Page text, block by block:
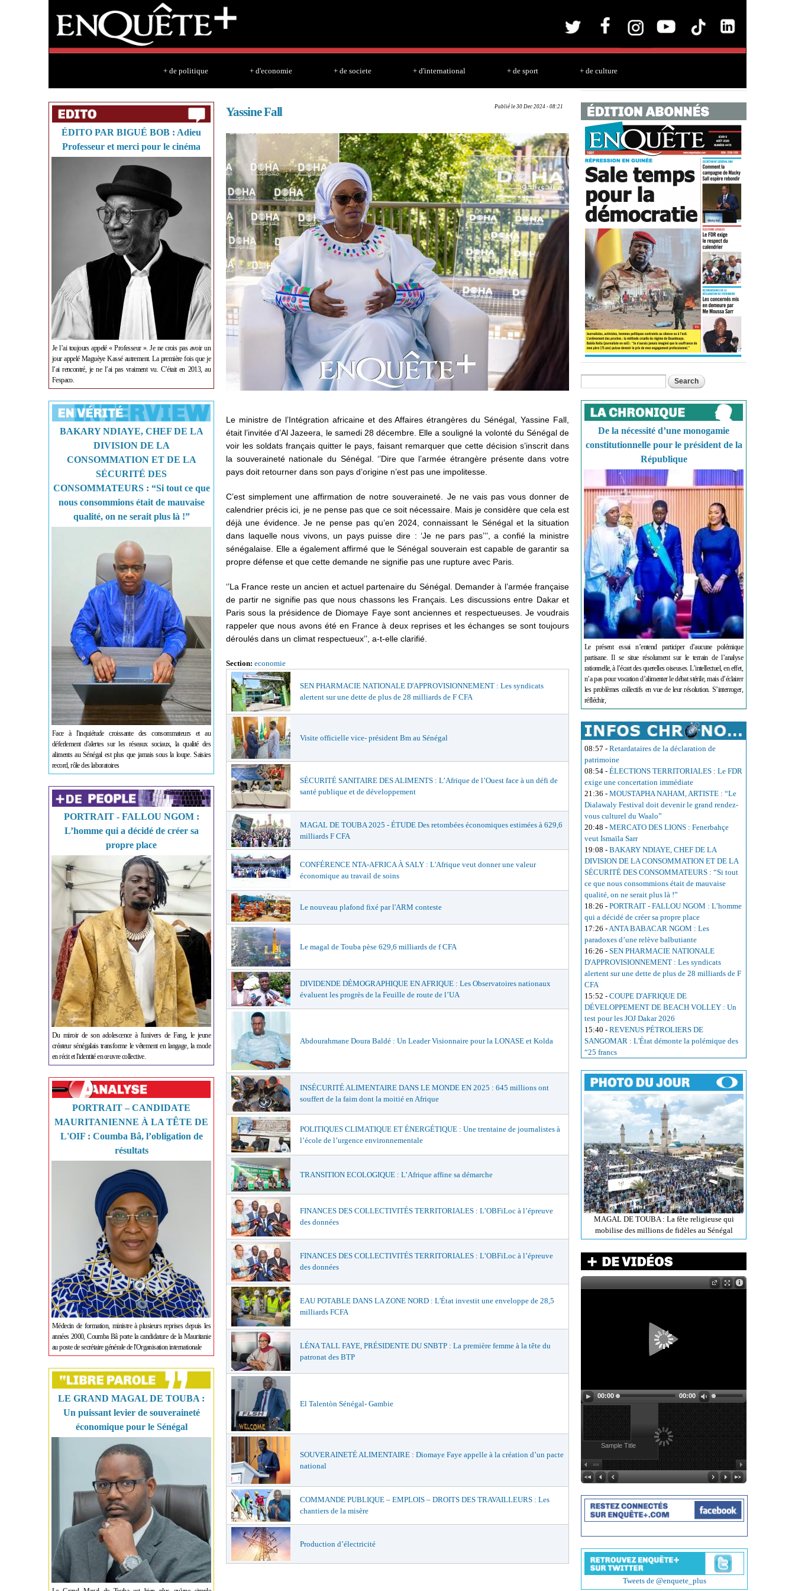
+ de politique + d'economie + de societe + d'international + de sport + de culture
ÉDITO PAR BIGUÉ BOB : Adieu
Professeur et merci pour le cinéma
Je l’ai toujours appelé « Professeur ». Je ne crois pas avoir un
jour appelé Maguèye Kassé autrement. La première fois que je
l’ai rencontré, je ne l’ai pas vraiment vu. C’était en 2013, au
Fespaco.
BAKARY NDIAYE, CHEF DE LA
DIVISION DE LA
CONSOMMATION ET DE LA
SÉCURITÉ DES
CONSOMMATEURS : “Si tout ce que
nous consommions était de mauvaise
qualité, on ne serait plus là !”
Face à l'inquiétude croissante des consommateurs et au
déferlement d'alertes sur les réseaux sociaux, la qualité des
aliments au Sénégal est plus que jamais sous la loupe. Saisies
record, rôle des laboratoires
PORTRAIT - FALLOU NGOM :
L’homme qui a décidé de créer sa
propre place
Du miroir de son adolescence à l'univers de Fang, le jeune
créateur sénégalais transforme le vêtement en langage, la mode
en récit et l'identité en œuvre collective.
PORTRAIT – CANDIDATE
MAURITANIENNE À LA TÊTE DE
L'OIF : Coumba Bâ, l’obligation de
résultats
Médecin de formation, ministre à plusieurs reprises depuis les
années 2000, Coumba Bâ porte la candidature de la Mauritanie
au poste de secrétaire générale de l'Organisation internationale
LE GRAND MAGAL DE TOUBA :
Un puissant levier de souveraineté
économique pour le Sénégal
Publié le 30 Dec 2024 - 08:21
Yassine Fall
Le ministre de l’Intégration africaine et des Affaires étrangères du Sénégal, Yassine Fall,
était l’invitée d’Al Jazeera, le samedi 28 décembre. Elle a souligné la volonté du Sénégal de
voir les soldats français quitter le pays, faisant remarquer que cette décision s’inscrit dans
la souveraineté nationale du Sénégal. ‘’Dire que l’armée étrangère présente dans votre
pays doit retourner dans son pays d’origine n’est pas une impolitesse.
C’est simplement une affirmation de notre souveraineté. Je ne vais pas vous donner de
calendrier précis ici, je ne pense pas que ce soit nécessaire. Mais je considère que cela est
déjà une évidence. Je ne pense pas qu’en 2024, connaissant le Sénégal et la situation
dans laquelle nous vivons, un pays puisse dire : ‘Je ne pars pas’’’, a confié la ministre
sénégalaise. Elle a également affirmé que le Sénégal souverain est capable de garantir sa
propre défense et que cette demande ne signifie pas une rupture avec Paris.
‘’La France reste un ancien et actuel partenaire du Sénégal. Demander à l’armée française
de partir ne signifie pas que nous chassons les Français. Les discussions entre Dakar et
Paris sous la présidence de Diomaye Faye sont anciennes et respectueuses. Je voudrais
rappeler que nous avons été en France à deux reprises et les échanges se sont toujours
déroulés dans un climat respectueux’’, a-t-elle clarifié.
Section: economie
SEN PHARMACIE NATIONALE D'APPROVISIONNEMENT : Les syndicats
alertent sur une dette de plus de 28 milliards de F CFA
Visite officielle vice- président Bm au Sénégal
SÉCURITÉ SANITAIRE DES ALIMENTS : L’Afrique de l’Ouest face à un défi de
santé publique et de développement
MAGAL DE TOUBA 2025 - ÉTUDE Des retombées économiques estimées à 629,6
milliards F CFA
CONFÉRENCE NTA-AFRICA À SALY : L'Afrique veut donner une valeur
économique au travail de soins
Le nouveau plafond fixé par l'ARM conteste
Le magal de Touba pèse 629,6 milliards de f CFA
DIVIDENDE DÉMOGRAPHIQUE EN AFRIQUE : Les Observatoires nationaux
évaluent les progrès de la Feuille de route de l’UA
Abdourahmane Doura Baldé : Un Leader Visionnaire pour la LONASE et Kolda
INSÉCURITÉ ALIMENTAIRE DANS LE MONDE EN 2025 : 645 millions ont
souffert de la faim dont la moitié en Afrique
POLITIQUES CLIMATIQUE ET ÉNERGÉTIQUE : Une trentaine de journalistes à
l’école de l’urgence environnementale
TRANSITION ECOLOGIQUE : L’Afrique affine sa démarche
FINANCES DES COLLECTIVITÉS TERRITORIALES : L’OBFiLoc à l’épreuve
des données
FINANCES DES COLLECTIVITÉS TERRITORIALES : L’OBFiLoc à l’épreuve
des données
EAU POTABLE DANS LA ZONE NORD : L'État investit une enveloppe de 28,5
milliards FCFA
LÉNA TALL FAYE, PRÉSIDENTE DU SNBTP : La première femme à la tête du
patronat des BTP
El Talentòn Sénégal- Gambie
SOUVERAINETÉ ALIMENTAIRE : Diomaye Faye appelle à la création d’un pacte
national
COMMANDE PUBLIQUE – EMPLOIS – DROITS DES TRAVAILLEURS : Les
chantiers de la misère
Production d’électricité
Search form
De la nécessité d’une monogamie
constitutionnelle pour le président de la
République
Le présent essai n’entend participer d’aucune polémique
partisane. Il se situe résolument sur le terrain de l’analyse
rationnelle, à l’écart des querelles oiseuses. L’intellectuel, en effet,
n’a pas pour vocation d’alimenter le débat stérile, mais d’éclairer
les problèmes collectifs en vue de leur résolution. S’interroger,
réfléchir,
08:57 - Retardataires de la déclaration de
patrimoine
08:54 - ÉLECTIONS TERRITORIALES : Le FDR
exige une concertation immédiate
21:36 - MOUSTAPHA NAHAM, ARTISTE : “Le
Dialawaly Festival doit devenir le grand rendez-
vous culturel du Waalo”
20:48 - MERCATO DES LIONS : Fenerbahçe
veut Ismaïla Sarr
19:08 - BAKARY NDIAYE, CHEF DE LA
DIVISION DE LA CONSOMMATION ET DE LA
SÉCURITÉ DES CONSOMMATEURS : “Si tout
ce que nous consommions était de mauvaise
qualité, on ne serait plus là !”
18:26 - PORTRAIT - FALLOU NGOM : L’homme
qui a décidé de créer sa propre place
17:26 -ANTA BABACAR NGOM : Les
paradoxes d’une relève balbutiante
16:26 - SEN PHARMACIE NATIONALE
D'APPROVISIONNEMENT : Les syndicats
alertent sur une dette de plus de 28 milliards de F
CFA
15:52 - COUPE D'AFRIQUE DE
DÉVELOPPEMENT DE BEACH VOLLEY : Un
test pour les JOJ Dakar 2026
15:40 - REVENUS PÉTROLIERS DE
SANGOMAR : L'État démonte la polémique des
“25 francs
MAGAL DE TOUBA : La fête religieuse qui
mobilise des millions de fidèles au Sénégal
00:00 00:00
Sample Title
Tweets de @enquete_plus